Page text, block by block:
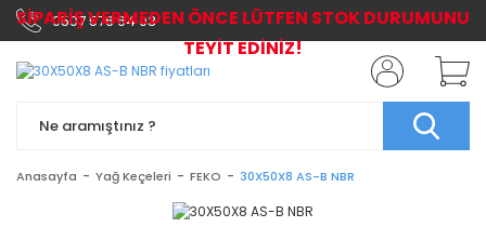
0507 576 64 03
Anasayfa Yağ Keçeleri FEKO 30X50X8 AS-B NBR
SİPARİŞ VERMEDEN ÖNCE LÜTFEN STOK DURUMUNU
TEYİT EDİNİZ!